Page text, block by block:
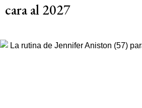
cara al 2027